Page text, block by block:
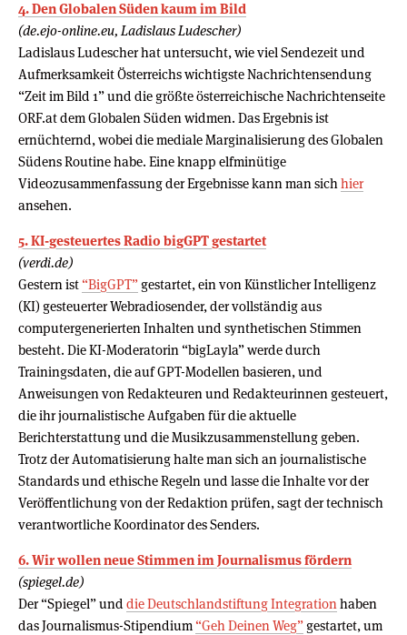
4. Den Globalen Süden kaum im Bild
(de.ejo-online.eu, Ladislaus Ludescher)
Ladislaus Ludescher hat untersucht, wie viel Sendezeit und
Aufmerksamkeit Österreichs wichtigste Nachrichtensendung
“Zeit im Bild 1” und die größte österreichische Nachrichtenseite
ORF.at dem Globalen Süden widmen. Das Ergebnis ist
ernüchternd, wobei die mediale Marginalisierung des Globalen
Südens Routine habe. Eine knapp elfminütige
Videozusammenfassung der Ergebnisse kann man sich hier
ansehen.
5. KI-gesteuertes Radio bigGPT gestartet
(verdi.de)
Gestern ist “BigGPT”gestartet, ein von Künstlicher Intelligenz
(KI) gesteuerter Webradiosender, der vollständig aus
computergenerierten Inhalten und synthetischen Stimmen
besteht. Die KI-Moderatorin “bigLayla” werde durch
Trainingsdaten, die auf GPT-Modellen basieren, und
Anweisungen von Redakteuren und Redakteurinnen gesteuert,
die ihr journalistische Aufgaben für die aktuelle
Berichterstattung und die Musikzusammenstellung geben.
Trotz der Automatisierung halte man sich an journalistische
Standards und ethische Regeln und lasse die Inhalte vor der
Veröffentlichung von der Redaktion prüfen, sagt der technisch
verantwortliche Koordinator des Senders.
6. Wir wollen neue Stimmen im Journalismus fördern
(spiegel.de)
Der “Spiegel” und die Deutschlandstiftung Integration haben
das Journalismus-Stipendium “Geh Deinen Weg”gestartet, um